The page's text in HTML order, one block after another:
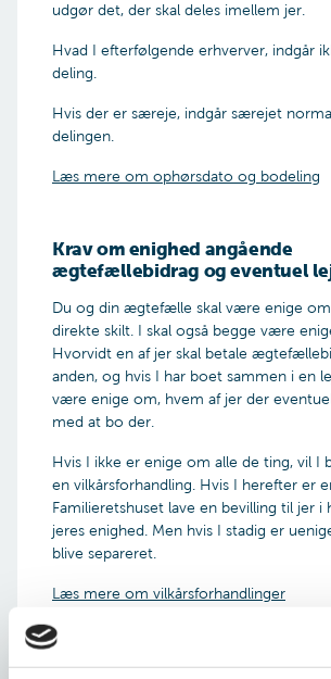
udgør det, der skal deles imellem jer.
Hvad I efterfølgende erhverver, indgår
deling.
Hvis der er særeje, indgår særejet
delingen.
Læs mere om ophørsdato og bodeling
Krav om enighed angående
ægtefællebidrag og eventuel
Du og din ægtefælle skal være enige
direkte skilt. I skal også begge være
Hvorvidt en af jer skal betale
anden, og hvis I har boet sammen i en
være enige om, hvem af jer der
med at bo der.
Hvis I ikke er enige om alle de ting, vil I
en vilkårsforhandling. Hvis I herefter er
Familieretshuset lave en bevilling til jer i
jeres enighed. Men hvis I stadig er
blive separeret.
Læs mere om vilkårsforhandlinger
De to vilkår –